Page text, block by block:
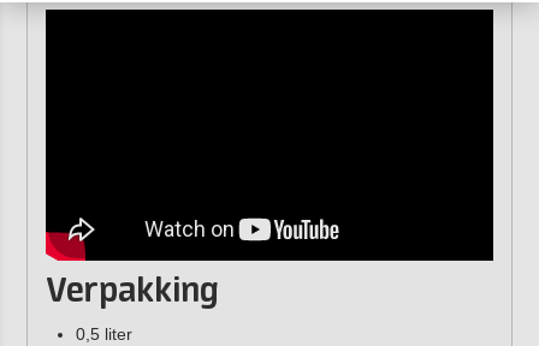
Verpakking
0,5 liter